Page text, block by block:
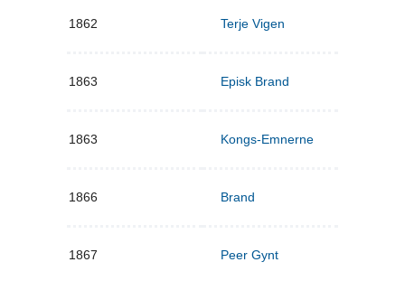
1862 Terje Vigen
1863 Episk Brand
1863 Kongs-Emnerne
1866 Brand
1867 Peer Gynt